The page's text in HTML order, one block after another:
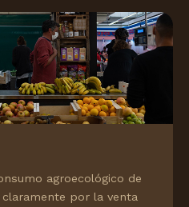
agroecológico de
por la venta